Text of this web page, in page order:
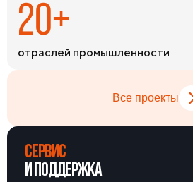
20+
отраслей промышленности
Все проекты
СЕРВИС
И ПОДДЕРЖКА